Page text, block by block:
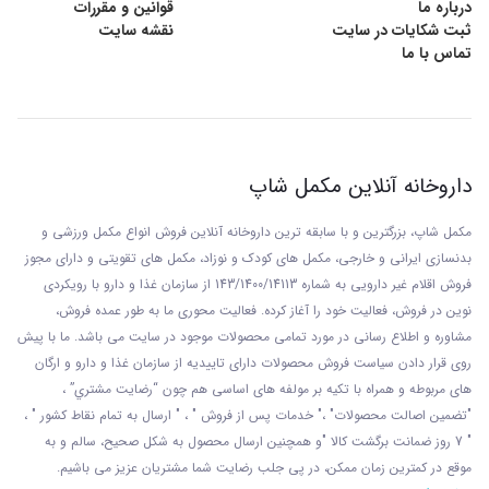
مصرف این فرآورده به همراه داروهای رقیق کننده خون
(مانند وارفارین) توصیه نمی شود.
درباره ما
قوانین و مقررات
ثبت شکایات در سایت
نقشه سایت
تماس با ما
داروخانه آنلاین مکمل شاپ
مکمل شاپ، بزرگترین و با سابقه ترین داروخانه آنلاین فروش انواع مکمل ورزشی و
بدنسازی ایرانی و خارجی، مکمل های کودک و نوزاد، مکمل های تقویتی و دارای مجوز
فروش اقلام غیر دارویی به شماره 143/1400/14113 از
سازمان غذا و دارو با رويکردی
نوين در فروش، فعاليت خود را آغاز کرده. فعاليت محوری ما به طور عمده فروش،
مشاوره و اطلاع رسانی در مورد تمامی محصولات موجود در سایت می باشد. ما با پيش
روی قرار دادن سياست فروش محصولات دارای تاييديه از سازمان غذا و دارو و ارگان
های مربوطه و همراه با تکيه بر مولفه های اساسی هم چون “رضايت مشتري” ،
"تضمين اصالت محصولات" ،" خدمات پس از فروش " ، " ارسال به تمام نقاط کشور " ،
" 7 روز ضمانت برگشت کالا "و همچنين ارسال محصول به شکل صحيح، سالم و به
موقع در کمترين زمان ممکن، در پی جلب رضايت شما مشتريان عزیز می باشيم.